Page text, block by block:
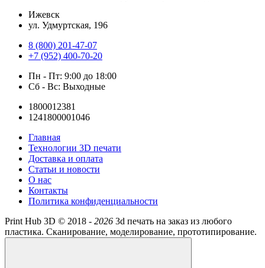
Ижевск
ул. Удмуртская, 196
8 (800) 201-47-07
+7 (952) 400-70-20
Пн - Пт: 9:00 до 18:00
Сб - Вс: Выходные
1800012381
1241800001046
Главная
Технологии 3D печати
Доставка и оплата
Статьи и новости
О нас
Контакты
Политика конфиденциальности
Print Hub 3D © 2018 - 2026 3d печать на заказ из любого
пластика. Сканирование, моделирование, прототипирование.